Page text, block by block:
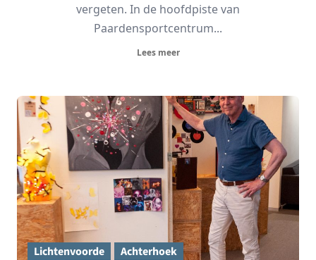
vergeten. In de hoofdpiste van
Paardensportcentrum...
Lees meer
Lichtenvoorde Achterhoek